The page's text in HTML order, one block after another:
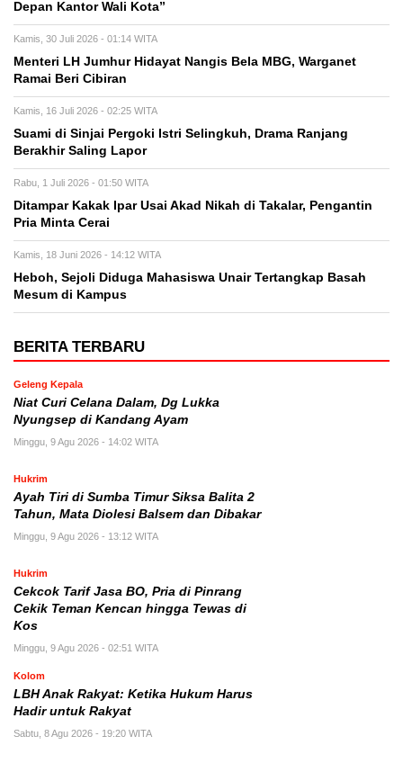
Depan Kantor Wali Kota”
Kamis, 30 Juli 2026 - 01:14 WITA
Menteri LH Jumhur Hidayat Nangis Bela MBG, Warganet
Ramai Beri Cibiran
Kamis, 16 Juli 2026 - 02:25 WITA
Suami di Sinjai Pergoki Istri Selingkuh, Drama Ranjang
Berakhir Saling Lapor
Rabu, 1 Juli 2026 - 01:50 WITA
Ditampar Kakak Ipar Usai Akad Nikah di Takalar, Pengantin
Pria Minta Cerai
Kamis, 18 Juni 2026 - 14:12 WITA
Heboh, Sejoli Diduga Mahasiswa Unair Tertangkap Basah
Mesum di Kampus
BERITA TERBARU
Geleng Kepala
Niat Curi Celana Dalam, Dg Lukka
Nyungsep di Kandang Ayam
Minggu, 9 Agu 2026 - 14:02 WITA
Hukrim
Ayah Tiri di Sumba Timur Siksa Balita 2
Tahun, Mata Diolesi Balsem dan Dibakar
Minggu, 9 Agu 2026 - 13:12 WITA
Hukrim
Cekcok Tarif Jasa BO, Pria di Pinrang
Cekik Teman Kencan hingga Tewas di
Kos
Minggu, 9 Agu 2026 - 02:51 WITA
Kolom
LBH Anak Rakyat: Ketika Hukum Harus
Hadir untuk Rakyat
Sabtu, 8 Agu 2026 - 19:20 WITA